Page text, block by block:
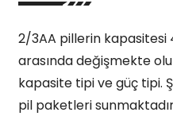
2/3AA pillerin kapasitesi
arasında değişmekte
kapasite tipi ve güç tipi.
pil paketleri